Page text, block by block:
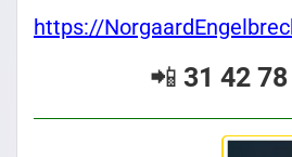
https://
📲 31 42